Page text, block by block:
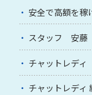
安全で高額を稼
スタッフ 安藤
チャットレデ
チャットレディ